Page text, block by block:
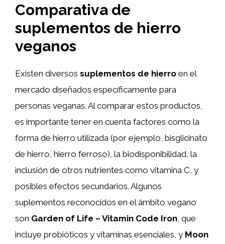
Comparativa de
suplementos de hierro
veganos
Existen diversos suplementos de hierro en el
mercado diseñados específicamente para
personas veganas. Al comparar estos productos,
es importante tener en cuenta factores como la
forma de hierro utilizada (por ejemplo, bisglicinato
de hierro, hierro ferroso), la biodisponibilidad, la
inclusión de otros nutrientes como vitamina C, y
posibles efectos secundarios. Algunos
suplementos reconocidos en el ámbito vegano
son Garden of Life – Vitamin Code Iron , que
incluye probióticos y vitaminas esenciales, y Moon